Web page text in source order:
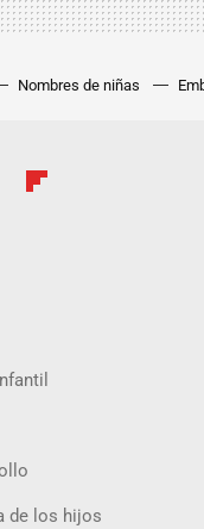
Nombres de niñas
de los hijos